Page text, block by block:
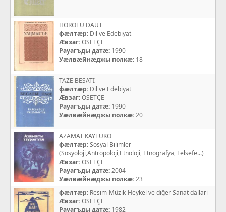
HOROTU DAUT
фæлтæр: Dil ve Edebiyat
Æвзаг:OSETÇE
Рауагъды датæ: 1990
Уæлвæйнæджы полкæ: 18
TAZE BESATI
фæлтæр: Dil ve Edebiyat
Æвзаг:OSETÇE
Рауагъды датæ: 1990
Уæлвæйнæджы полкæ:20
AZAMAT KAYTUKO
фæлтæр:Sosyal Bilimler
(Sosyoloji,Antropoloji,Etnoloji, Etnografya, Felsefe...)
Æвзаг:OSETÇE
Рауагъды датæ:2004
Уæлвæйнæджы полкæ:23
фæлтæр: Resim-Müzik-Heykel ve diğer Sanat dalları
Æвзаг:OSETÇE
Рауагъды датæ: 1982